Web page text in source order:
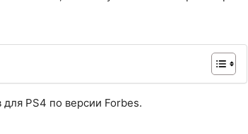
PS4 по версии Forbes.